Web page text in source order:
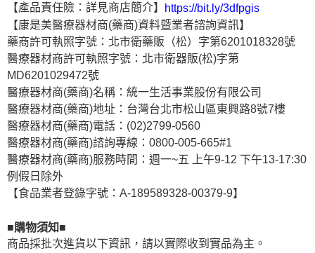
【產品責任險：詳見商店簡介】
https://bit.ly/3dfpgis
【康是美醫療器材商(藥商)資料暨業者諮詢資訊】
藥商許可執照字號：北市衛藥販（松）字第6201018328號
醫療器材商許可執照字號：北市衛器販(松)字第
MD6201029472號
醫療器材商(藥商)名稱：統一生活事業股份有限公司
醫療器材商(藥商)地址：台灣台北市松山區東興路8號7樓
醫療器材商(藥商)電話：(02)2799-0560
醫療器材商(藥商)諮詢專線：0800-005-665#1
醫療器材商(藥商)服務時間：週一~五 上午9-12 下午13-17:30
例假日除外
【食品業者登錄字號：A-189589328-00379-9】
■購物須知■
商品採批次進貨以下資訊，請以實際收到實品為主。